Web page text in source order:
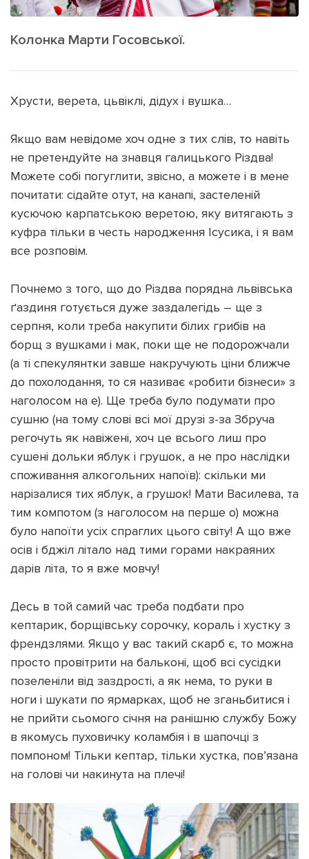
Зв'язатися з нами
[email protected] Реклама на сайті
Наші соц мережі
Підтримати dyvys.info
Колонка Марти Госовської.
Хрусти, верета, цьвіклі, дідух і вушка…
Якщо вам невідоме хоч одне з тих слів, то навіть
не претендуйте на знавця галицького Різдва!
Можете собі погуглити, звісно, а можете і в мене
почитати: сідайте отут, на канапі, застеленій
кусючою карпатською веретою, яку витягають з
куфра тільки в честь народження Ісусика, і я вам
все розповім.
Почнемо з того, що до Різдва порядна львівська
ґаздиня готується дуже заздалегідь – ще з
серпня, коли треба накупити білих грибів на
борщ з вушками і мак, поки ще не подорожчали
(а ті спекулянтки завше накручують ціни ближче
до похолодання, то ся називає «робити бізнеси» з
наголосом на е). Ще треба було подумати про
сушню (на тому слові всі мої друзі з-за Збруча
регочуть як навіжені, хоч це всього лиш про
сушені дольки яблук і грушок, а не про наслідки
споживання алкогольних напоїв): скільки ми
нарізалися тих яблук, а грушок! Мати Василева, та
тим компотом (з наголосом на перше о) можна
було напоїти усіх спраглих цього світу! А що вже
осів і бджіл літало над тими горами накраяних
дарів літа, то я вже мовчу!
Десь в той самий час треба подбати про
кептарик, борщівську сорочку, кораль і хустку з
френдзлями. Якщо у вас такий скарб є, то можна
просто провітрити на бальконі, щоб всі сусідки
позеленіли від заздрості, а як нема, то руки в
ноги і шукати по ярмарках, щоб не зганьбитися і
не прийти сьомого січня на ранішню службу Божу
в якомусь пуховичку коламбія і в шапочці з
помпоном! Тільки кептар, тільки хустка, пов’язана
на голові чи накинута на плечі!